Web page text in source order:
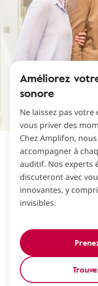
Améliorez
sonore
Ne laissez pas
vous priver des
Chez Amplifon,
accompagner à
auditif. Nos experts
discuteront avec
innovantes, y
invisibles.